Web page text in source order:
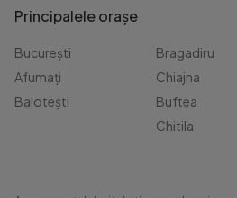
Principalele orașe
București
Afumați
Balotești
Bragadiru
Chiajna
Buftea
Chitila